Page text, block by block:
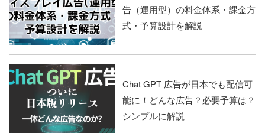
告（運用型）の料金体系・課金方
式・予算設計を解説
Chat GPT 広告が日本でも配信可
能に！どんな広告？必要予算は？
シンプルに解説